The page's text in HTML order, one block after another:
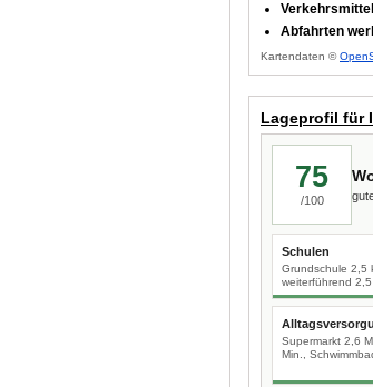
Abfahrten
Kartendaten ©
Lageprofil für
75
/100
Schulen
Grundschule 2,5
weiterführend 2,5
Supermarkt 2,6
Min.,